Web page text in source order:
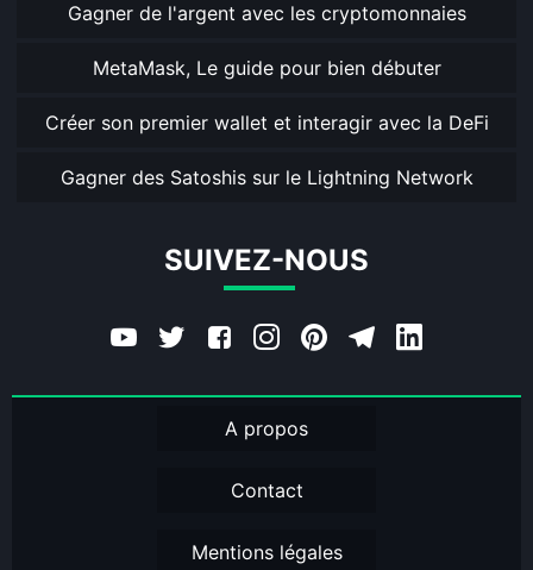
Gagner de l'argent avec les cryptomonnaies
MetaMask, Le guide pour bien débuter
Créer son premier wallet et interagir avec la DeFi
Gagner des Satoshis sur le Lightning Network
SUIVEZ-NOUS
A propos
Contact
Mentions légales